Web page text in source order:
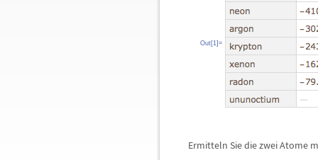
Out[1]=
Ermitteln Sie die zwei Atome